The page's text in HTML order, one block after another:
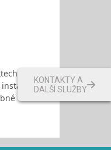
školy, a
KONTAKTY A
DALŠÍ SLUŽBY